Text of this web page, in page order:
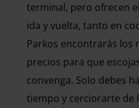
terminal, pero ofrecen
ida y vuelta, tanto en
Parkos encontrarás los
precios para que
convenga. Solo debes
tiempo y cerciorarte de